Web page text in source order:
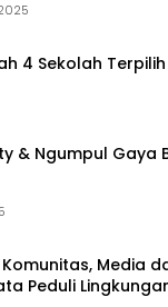
4 Sekolah Terpilih
& Ngumpul Gaya
Media
Peduli